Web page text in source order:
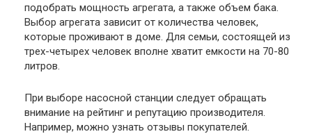
подобрать мощность агрегата, а также объем бака.
Выбор агрегата зависит от количества человек,
которые проживают в доме. Для семьи, состоящей из
трех-четырех человек вполне хватит емкости на 70-80
литров.
При выборе насосной станции следует обращать
внимание на рейтинг и репутацию производителя.
Например, можно узнать отзывы покупателей.